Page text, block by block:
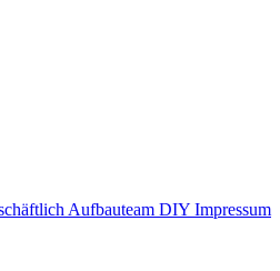
Aufbauteam DIY Impressum